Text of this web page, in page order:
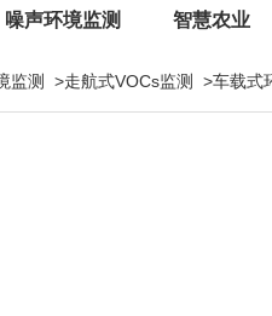
噪声环境监测 智慧农业
监测 >走航式VOCs监测 >车载式